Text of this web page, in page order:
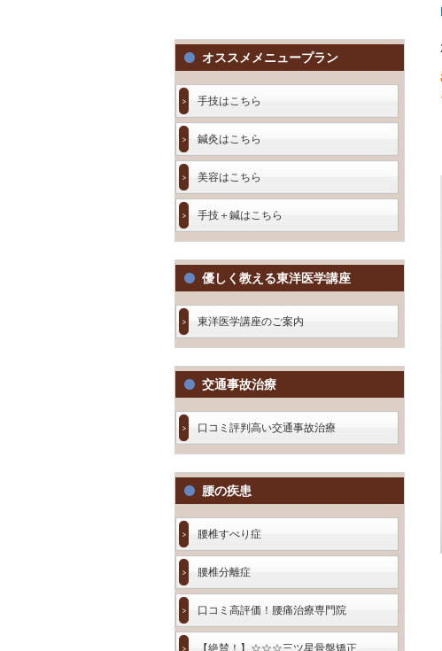
オススメメニュープラン
手技はこちら
鍼灸はこちら
美容はこちら
手技＋鍼はこちら
優しく教える東洋医学講座
東洋医学講座のご案内
交通事故治療
口コミ評判高い交通事故治療
腰の疾患
腰椎すべり症
腰椎分離症
口コミ高評価！腰痛治療専門院
【絶賛！】☆☆☆三ツ星骨盤矯正